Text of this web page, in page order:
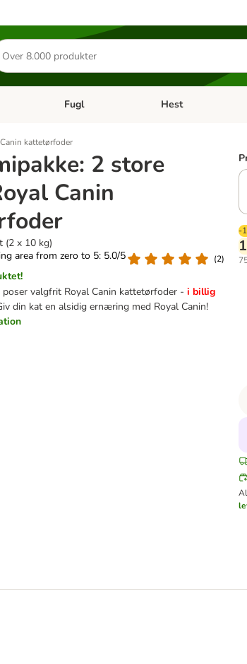
menu: GnaverÅben kategori menu: Fisk
Fugl Åben kategori menu:
Hest
kattetørfoder
2 store
Canin
(2 x 10 kg)
area from zero to 5: 5.0/5
(2)
poser valgfrit Royal Canin kattetørfoder -i billig
din kat en alsidig ernæring med Royal Canin!
-